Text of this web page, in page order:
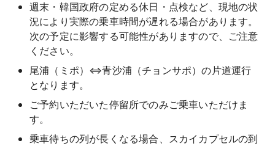
週末・韓国政府の定める休日・点検など、現地の状
況により実際の乗車時間が遅れる場合があります。
次の予定に影響する可能性がありますので、ご注意
ください。
尾浦（ミポ）⇔青沙浦（チョンサポ）の片道運行
となります。
ご予約いただいた停留所でのみご乗車いただけま
す。
乗車待ちの列が長くなる場合、スカイカプセルの到